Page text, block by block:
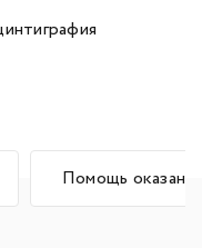
Помощь оказана